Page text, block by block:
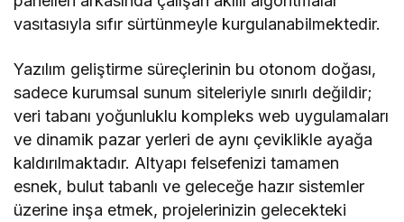
vasıtasıyla sıfır sürtünmeyle kurgulanabilmektedir.
Yazılım geliştirme süreçlerinin bu otonom doğası,
sadece kurumsal sunum siteleriyle sınırlı değildir;
veri tabanı yoğunluklu kompleks web uygulamaları
ve dinamik pazar yerleri de aynı çeviklikle ayağa
kaldırılmaktadır. Altyapı felsefenizi tamamen
esnek, bulut tabanlı ve geleceğe hazır sistemler
üzerine inşa etmek, projelerinizin gelecekteki